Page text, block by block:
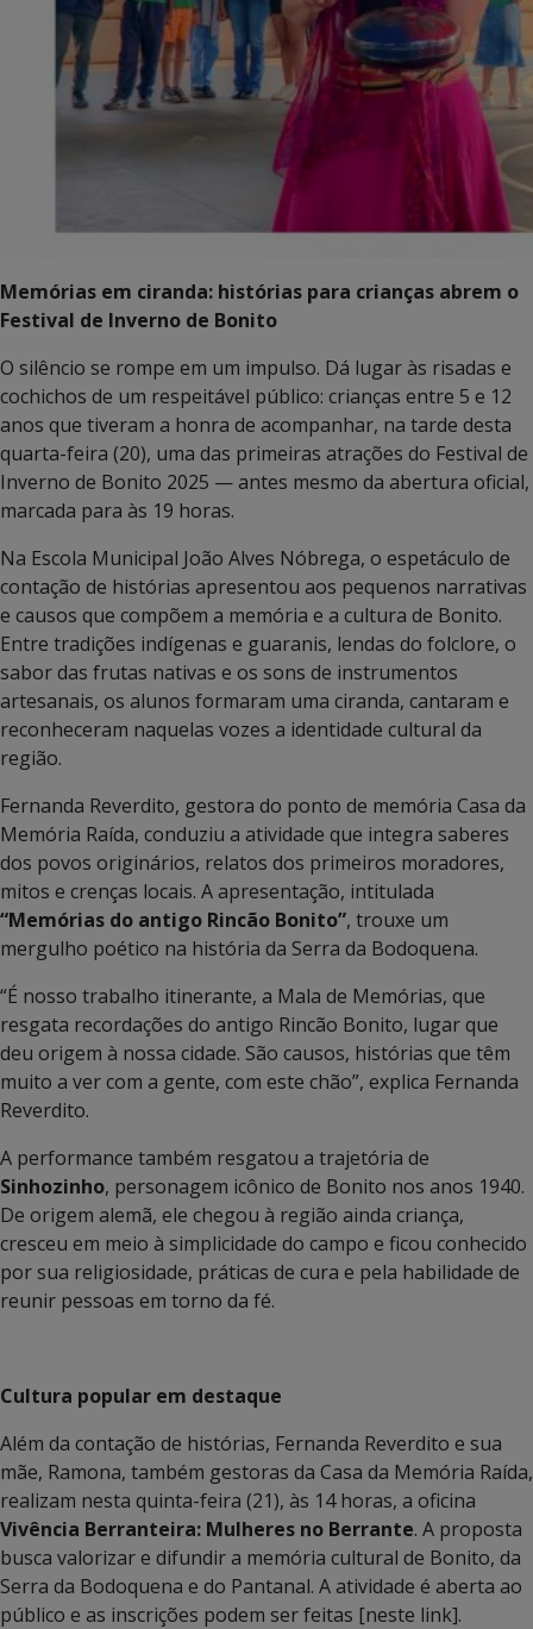
Memórias em ciranda: histórias para crianças abrem o
Festival de Inverno de Bonito
O silêncio se rompe em um impulso. Dá lugar às risadas e
cochichos de um respeitável público: crianças entre 5 e 12
anos que tiveram a honra de acompanhar, na tarde desta
quarta-feira (20), uma das primeiras atrações do Festival de
Inverno de Bonito 2025 — antes mesmo da abertura oficial,
marcada para às 19 horas.
Na Escola Municipal João Alves Nóbrega, o espetáculo de
contação de histórias apresentou aos pequenos narrativas
e causos que compõem a memória e a cultura de Bonito.
Entre tradições indígenas e guaranis, lendas do folclore, o
sabor das frutas nativas e os sons de instrumentos
artesanais, os alunos formaram uma ciranda, cantaram e
reconheceram naquelas vozes a identidade cultural da
região.
Fernanda Reverdito, gestora do ponto de memória Casa da
Memória Raída, conduziu a atividade que integra saberes
dos povos originários, relatos dos primeiros moradores,
mitos e crenças locais. A apresentação, intitulada
“Memórias do antigo Rincão Bonito”, trouxe um
mergulho poético na história da Serra da Bodoquena.
“É nosso trabalho itinerante, a Mala de Memórias, que
resgata recordações do antigo Rincão Bonito, lugar que
deu origem à nossa cidade. São causos, histórias que têm
muito a ver com a gente, com este chão”, explica Fernanda
Reverdito.
A performance também resgatou a trajetória de
Sinhozinho, personagem icônico de Bonito nos anos 1940.
De origem alemã, ele chegou à região ainda criança,
cresceu em meio à simplicidade do campo e ficou conhecido
por sua religiosidade, práticas de cura e pela habilidade de
reunir pessoas em torno da fé.
Cultura popular em destaque
Além da contação de histórias, Fernanda Reverdito e sua
mãe, Ramona, também gestoras da Casa da Memória Raída,
realizam nesta quinta-feira (21), às 14 horas, a oficina
Vivência Berranteira: Mulheres no Berrante. A proposta
busca valorizar e difundir a memória cultural de Bonito, da
Serra da Bodoquena e do Pantanal. A atividade é aberta ao
público e as inscrições podem ser feitas [neste link].